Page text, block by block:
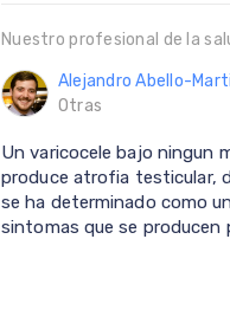
Nuestro profesional de la
Alejandro Abello-
Otras
Un varicocele bajo ningun
produce atrofia testicular,
se ha determinado como
sintomas que se